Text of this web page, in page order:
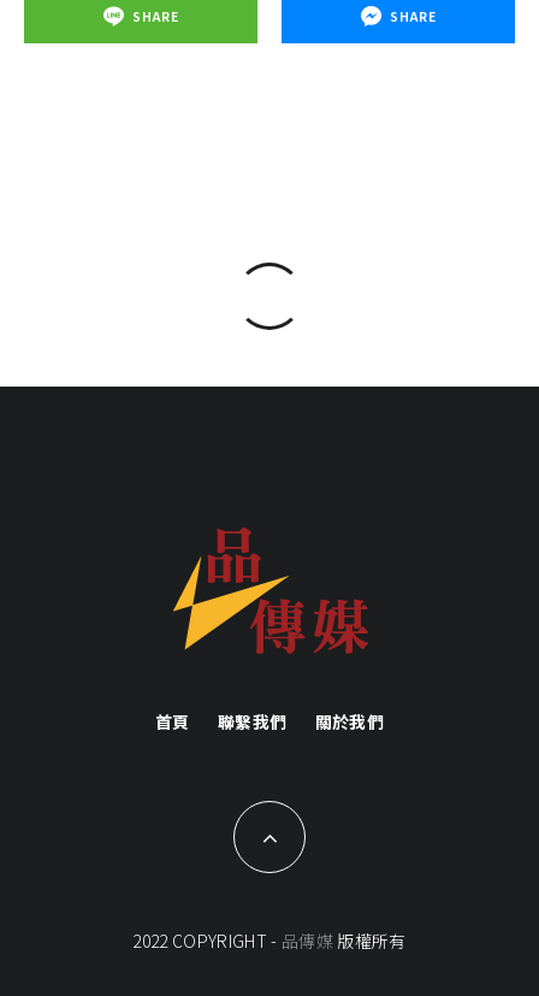
SHARE SHARE
首頁 聯繫我們 關於我們
2022 COPYRIGHT - 品傳媒 版權所有